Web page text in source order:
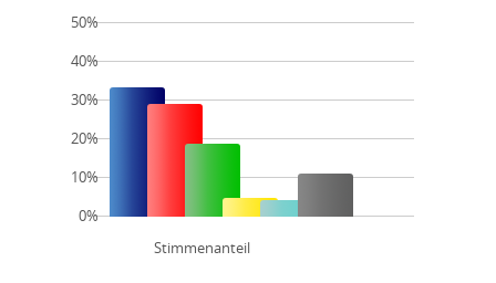
Stimmenanteil
50%
40%
30%
20%
10%
0%